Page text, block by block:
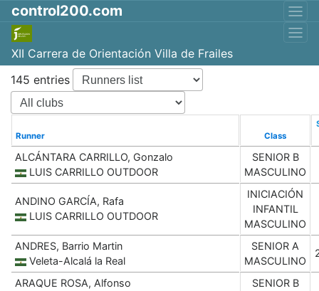
control200.com
XII Carrera de Orientación Villa de Frailes
145 entries
Runner Class
ALCÁNTARA CARRILLO, Gonzalo
LUIS CARRILLO OUTDOOR
SENIOR B
MASCULINO
ANDINO GARCÍA, Rafa
LUIS CARRILLO OUTDOOR
INICIACIÓN
INFANTIL
MASCULINO
ANDRES, Barrio Martin
Veleta-Alcalá la Real
SENIOR A
MASCULINO
ARAQUE ROSA, Alfonso
SENIOR B